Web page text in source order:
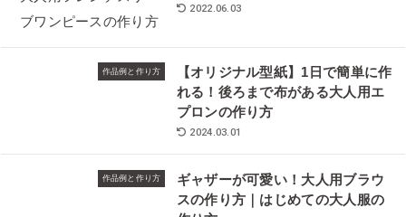
2022.06.03
作品例と作り方
【オリジナル型紙】1日で簡単に作
れる！後ろまで布がある大人用エ
プロンの作り方
2024.03.01
作品例と作り方
ギャザーが可愛い！大人用ブラウ
スの作り方｜はじめての大人服の